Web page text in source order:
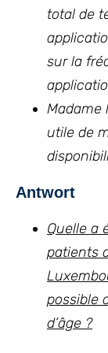
total de
sur la
Madame
utile de
Antwort
Quelle a
patients
possible
d’âge ?